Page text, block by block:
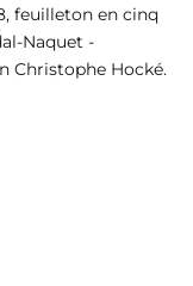
feuilleton en cinq
Naquet -
Christophe Hocké.